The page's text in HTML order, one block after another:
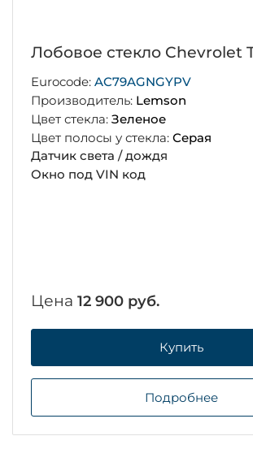
Лобовое стекло Chevrolet
Eurocode:AC79AGNGYPV
Производитель: Lemson
Цвет стекла:Зеленое
Цвет полосы у стекла:Серая
Датчик света / дождя
Окно под VIN код
Цена12 900 руб.
Купить
Подробнее